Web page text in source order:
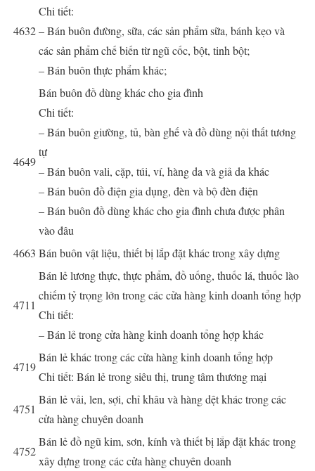
4632
Chi tiết:
– Bán buôn đường, sữa, các sản phẩm sữa, bánh kẹo và
các sản phẩm chế biến từ ngũ cốc, bột, tinh bột;
– Bán buôn thực phẩm khác;
4649
Bán buôn đồ dùng khác cho gia đình
Chi tiết:
– Bán buôn giường, tủ, bàn ghế và đồ dùng nội thất tương
tự
– Bán buôn vali, cặp, túi, ví, hàng da và giả da khác
– Bán buôn đồ điện gia dụng, đèn và bộ đèn điện
– Bán buôn đồ dùng khác cho gia đình chưa được phân
vào đâu
4663 Bán buôn vật liệu, thiết bị lắp đặt khác trong xây dựng
4711
Bán lẻ lương thực, thực phẩm, đồ uống, thuốc lá, thuốc lào
chiếm tỷ trọng lớn trong các cửa hàng kinh doanh tổng hợp
Chi tiết:
– Bán lẻ trong cửa hàng kinh doanh tổng hợp khác
4719
Bán lẻ khác trong các cửa hàng kinh doanh tổng hợp
Chi tiết: Bán lẻ trong siêu thị, trung tâm thương mại
4751
Bán lẻ vải, len, sợi, chỉ khâu và hàng dệt khác trong các
cửa hàng chuyên doanh
4752
Bán lẻ đồ ngũ kim, sơn, kính và thiết bị lắp đặt khác trong
xây dựng trong các cửa hàng chuyên doanh